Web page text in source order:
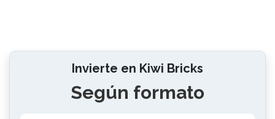
Invierte en Kiwi Bricks
Según formato